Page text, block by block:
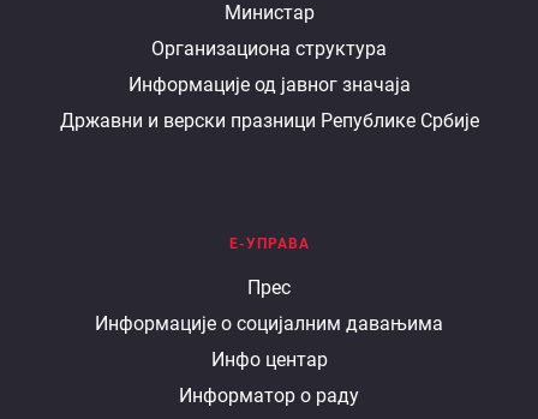
министарству
Министар
Организациона структура
Информације од јавног значаја
Државни и верски празници Републике Србије
Е-УПРАВА
Прес
Информације о социјалним давањима
Инфо центар
Информатор о раду